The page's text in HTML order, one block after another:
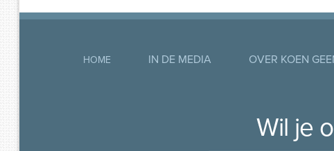
HOME IN DE MEDIA OVER KOEN
Wil je